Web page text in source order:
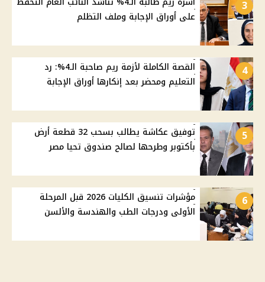
3
على أوراق الإجابة وملف التظلم
4
القصة الكاملة لأزمة ريم صاحبة الـ4%: رد
التعليم ومحضر بعد إنكارها أوراق الإجابة
5
توفيق عكاشة يطالب بسحب 32 قطعة أرض
بأكتوبر وطرحها لصالح صندوق تحيا مصر
6
مؤشرات تنسيق الكليات 2026 قبل المرحلة
الأولى ودرجات الطب والهندسة والألسن